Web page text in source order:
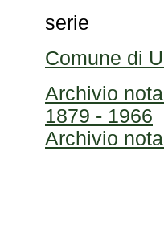
serie
Comune di
1879 - 1966
Archivio